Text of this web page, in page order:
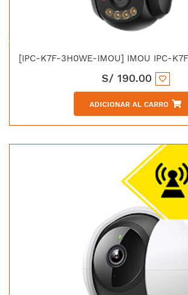
S/ 190.00
ADICIONAR AL CARRO